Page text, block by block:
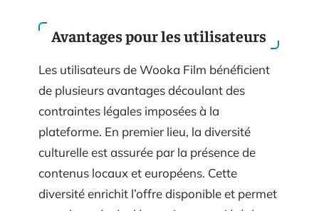
Avantages pour les utilisateurs
Les utilisateurs de Wooka Film bénéficient
de plusieurs avantages découlant des
contraintes légales imposées à la
plateforme. En premier lieu, la diversité
culturelle est assurée par la présence de
contenus locaux et européens. Cette
diversité enrichit l’offre disponible et permet